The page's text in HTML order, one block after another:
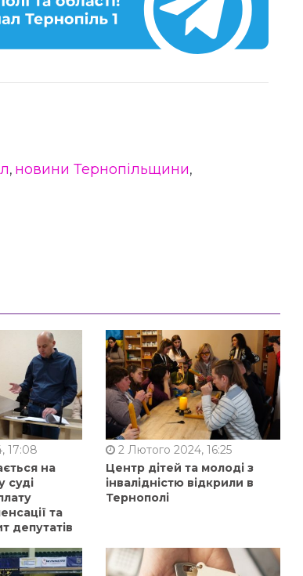
, новини Тернопільщини,
17:08
на
суді
та
депутатів
2 Лютого 2024, 16:25
Центр дітей та молоді з
інвалідністю відкрили в
Тернополі